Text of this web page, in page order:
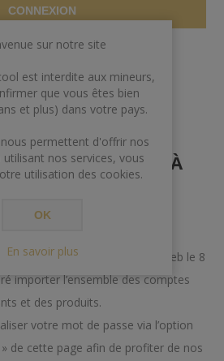
CONNEXION
AUX
DÉJÀ
COMPTE
la mise à jour de notre site web le 8
importer l’ensemble des comptes
et des produits.
votre mot de passe via l’option
de cette page afin de profiter de nos
sur notre site
est interdite aux mineurs,
que vous êtes bien
et plus) dans votre pays.
permettent d'offrir nos
utilisant nos services, vous
utilisation des cookies.
OK
En savoir plus